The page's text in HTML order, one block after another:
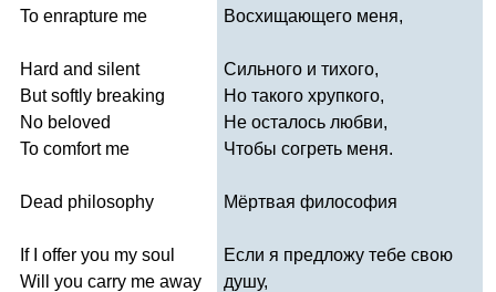
To enrapture me
Hard and silent
But softly breaking
No beloved
To comfort me
Dead philosophy
If offer you my soul
Will
you carry me away
Восхищающего меня,
Сильного и тихого,
Но такого хрупкого,
Не осталось любви,
Чтобы согреть меня.
Мёртвая философия
Если я предложу тебе свою
душу,